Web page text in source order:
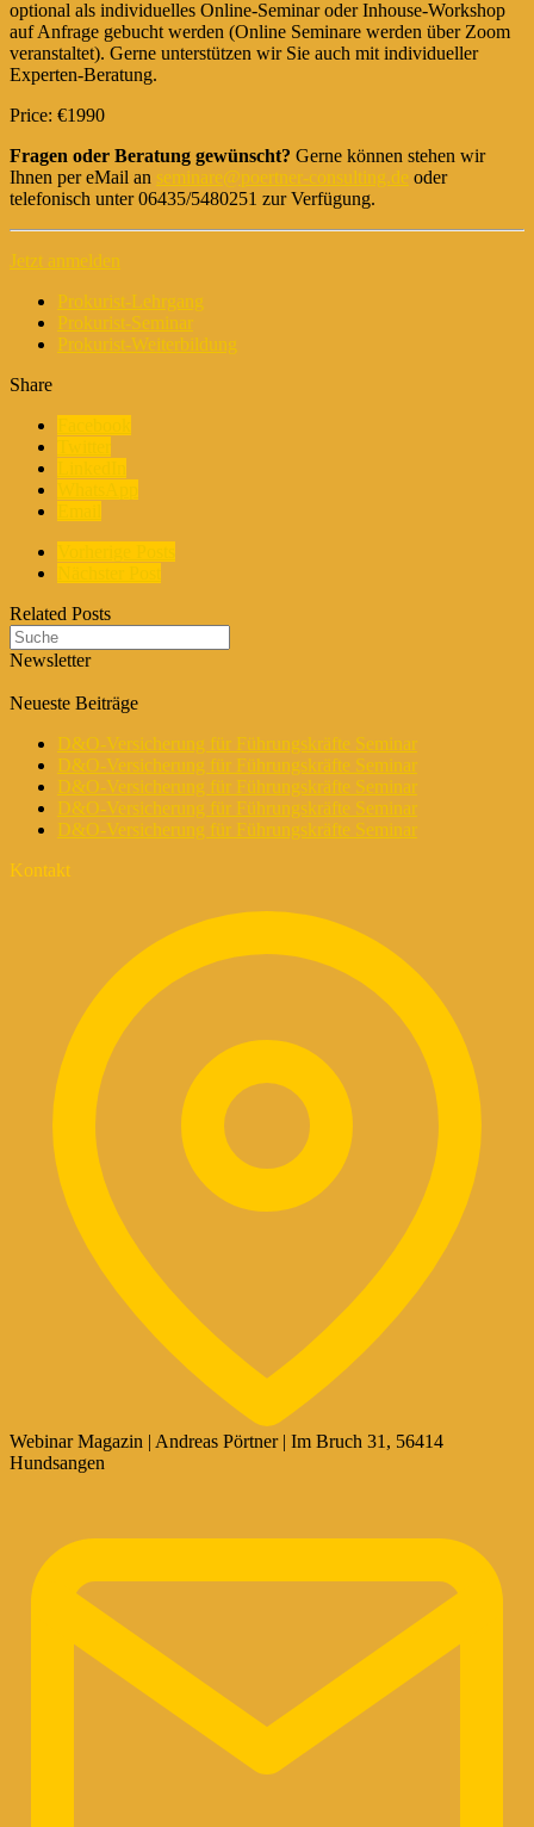
optional als individuelles Online-Seminar oder Inhouse-Workshop
auf Anfrage gebucht werden (Online Seminare werden über Zoom
veranstaltet). Gerne unterstützen wir Sie auch mit individueller
Experten-Beratung.
Price: €1990
Fragen oder Beratung gewünscht? Gerne können stehen wir
Ihnen per eMail an seminare@poertner-consulting.de oder
telefonisch unter 06435/5480251 zur Verfügung.
Jetzt anmelden
Prokurist-Lehrgang
Prokurist-Seminar
Prokurist-Weiterbildung
Share
Related Posts
Newsletter
Neueste Beiträge
D&O-Versicherung für Führungskräfte Seminar
D&O-Versicherung für Führungskräfte Seminar
D&O-Versicherung für Führungskräfte Seminar
D&O-Versicherung für Führungskräfte Seminar
D&O-Versicherung für Führungskräfte Seminar
Kontakt
Webinar Magazin | Andreas Pörtner | Im Bruch 31, 56414
Hundsangen